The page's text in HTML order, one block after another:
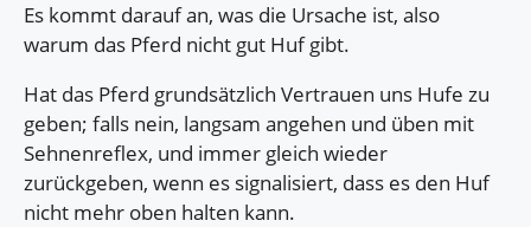
Es kommt darauf an, was die Ursache ist, also
warum das Pferd nicht gut Huf gibt.
Hat das Pferd grundsätzlich Vertrauen uns Hufe zu
geben; falls nein, langsam angehen und üben mit
Sehnenreflex, und immer gleich wieder
zurückgeben, wenn es signalisiert, dass es den Huf
nicht mehr oben halten kann.